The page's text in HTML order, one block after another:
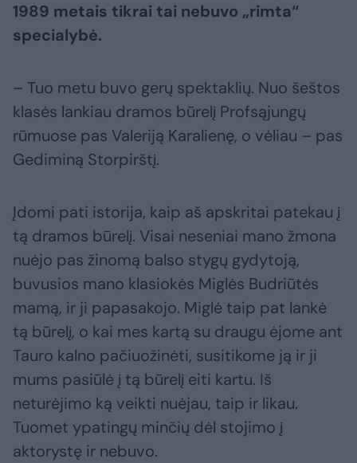
1989 metais tikrai tai nebuvo „rimta“
specialybė.
– Tuo metu buvo gerų spektaklių. Nuo šeštos
klasės lankiau dramos būrelį Profsąjungų
rūmuose pas Valeriją Karalienę, o vėliau – pas
Gediminą Storpirštį.
Įdomi pati istorija, kaip aš apskritai patekau į
tą dramos būrelį. Visai neseniai mano žmona
nuėjo pas žinomą balso stygų gydytoją,
buvusios mano klasiokės Miglės Budriūtės
mamą, ir ji papasakojo. Miglė taip pat lankė
tą būrelį, o kai mes kartą su draugu ėjome ant
Tauro kalno pačiuožinėti, susitikome ją ir ji
mums pasiūlė į tą būrelį eiti kartu. Iš
neturėjimo ką veikti nuėjau, taip ir likau.
Tuomet ypatingų minčių dėl stojimo į
aktorystę ir nebuvo.